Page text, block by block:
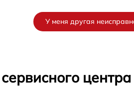
У меня другая